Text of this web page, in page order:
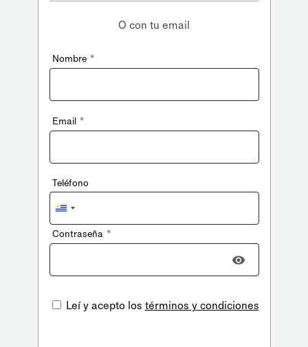
O con tu email
Nombre *
Email *
Teléfono
Uruguay
+598
Contraseña *
Leí y acepto los términos y condiciones